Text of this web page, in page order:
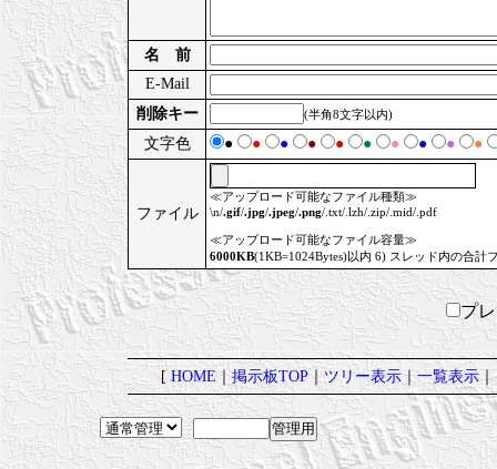
名 前
E-Mail
削除キー
(半角8文字以内)
文字色 ● ● ● ● ● ● ● ● ● ●
ファイル
≪アップロード可能なファイル種類≫
\n/.gif/.jpg/.jpeg/.png/.txt/.lzh/.zip/.mid/.pdf
≪アップロード可能なファイル容量≫
6000KB(1KB=1024Bytes)以内 6) スレッド内の合計
プ
[HOME｜掲示板TOP｜ツリー表示｜一覧表示｜